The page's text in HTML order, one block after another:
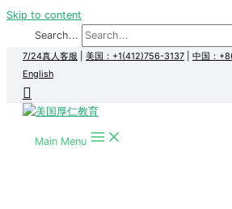
Skip to content
Search...
7/24真人客服 美国：+1(412)756-3137 中国：
English
Main Menu